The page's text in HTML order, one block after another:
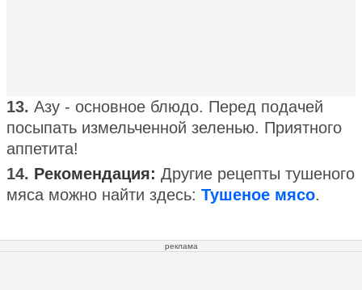
13. Азу - основное блюдо. Перед подачей
посыпать измельченной зеленью. Приятного
аппетита!
14. Рекомендация: Другие рецепты тушеного
мяса можно найти здесь: Тушеное мясо.
реклама